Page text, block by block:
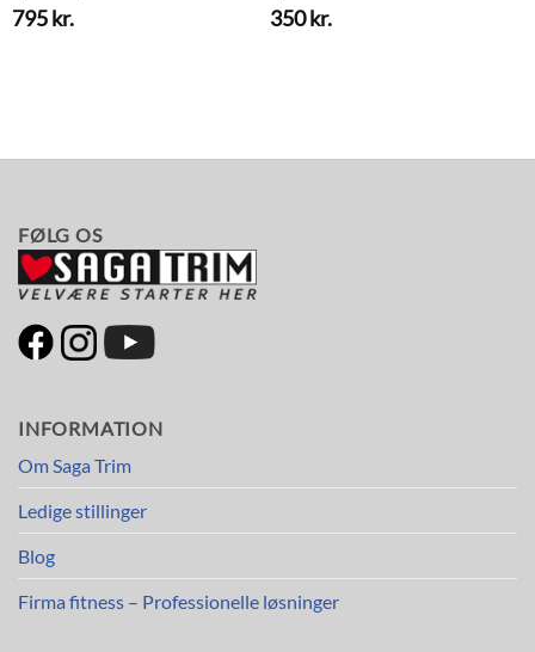
795kr. 350kr.
FØLG OS
INFORMATION
Om Saga Trim
Ledige stillinger
Blog
Firma fitness – Professionelle løsninger